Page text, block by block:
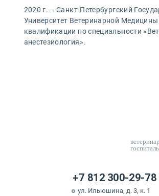
2020 г. – Санкт-Петербургский
Университет Ветеринарной
квалификации по специальности
анестезиология».
госпиталь
+7 812 300-29-78
ул. Ильюшина, д. 3, к. 1